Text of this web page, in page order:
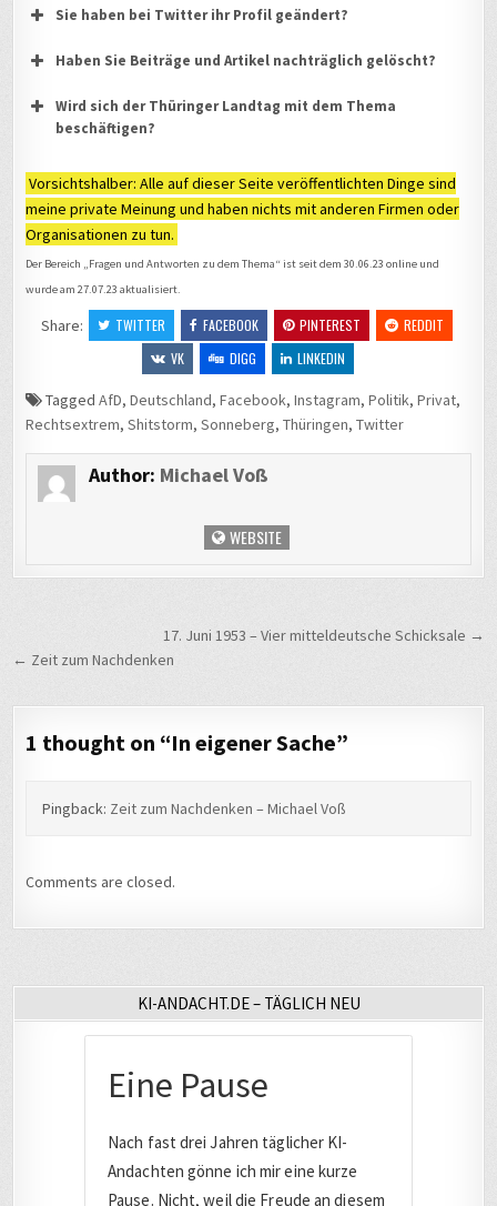
Sie haben bei Twitter ihr Profil geändert?
Vorher
Nachher
Haben Sie Beiträge und Artikel nachträglich gelöscht?
Wird sich der Thüringer Landtag mit dem Thema
beschäftigen?
Vorsichtshalber: Alle auf dieser Seite veröffentlichten Dinge sind
meine private Meinung und haben nichts mit anderen Firmen oder
Organisationen zu tun.
Der Bereich „Fragen und Antworten zu dem Thema“ ist seit dem 30.06.23 online und
wurde am 27.07.23 aktualisiert.
Share: TWITTER FACEBOOK PINTEREST
REDDIT
VK
DIGG LINKEDIN
TaggedAfD,Deutschland,Facebook,Instagram,Politik,Privat,
Rechtsextrem,Shitstorm,Sonneberg,Thüringen,Twitter
Author: Michael Voß
WEBSITE
Beitragsnavigation17. Juni 1953 – Vier mitteldeutsche Schicksale →
← Zeit zum Nachdenken
1 thought on “In eigener Sache”
Pingback: Zeit zum Nachdenken – Michael Voß
Comments are closed.
KI-ANDACHT.DE – TÄGLICH NEU